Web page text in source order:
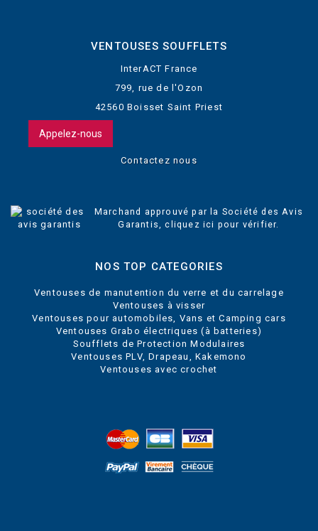
VENTOUSES SOUFFLETS
InterACT France
799, rue de l'Ozon
42560 Boisset Saint Priest
Appelez-nous
Contactez nous
Marchand approuvé par la Société des Avis
Garantis,cliquez ici pour vérifier.
NOS TOP CATEGORIES
Ventouses de manutention du verre et du carrelage
Ventouses à visser
Ventouses pour automobiles, Vans et Camping cars
Ventouses Grabo électriques (à batteries)
Soufflets de Protection Modulaires
Ventouses PLV, Drapeau, Kakemono
Ventouses avec crochet